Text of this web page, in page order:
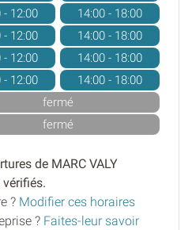
- 12:00
14:00 - 18:00
- 12:00
14:00 - 18:00
- 12:00
14:00 - 18:00
- 12:00
14:00 - 18:00
fermé
fermé
de MARC VALY
vérifiés.
? Modifier ces horaires
? Faites-leur savoir